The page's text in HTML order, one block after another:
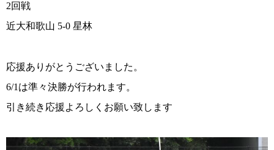
2回戦
近大和歌山 5-0 星林
応援ありがとうございました。
6/1は準々決勝が行われます。
引き続き応援よろしくお願い致します